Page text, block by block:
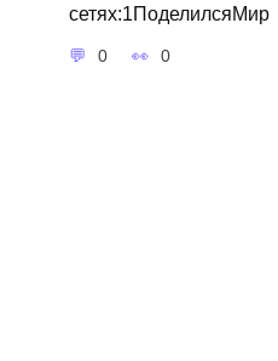
сетях:1ПоделилсяМир
0 0